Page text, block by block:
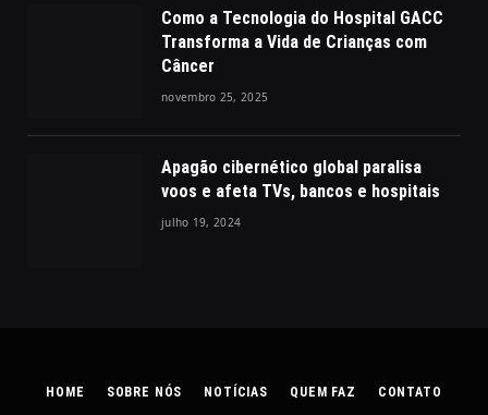
Como a Tecnologia do Hospital GACC
Transforma a Vida de Crianças com
Câncer
novembro 25, 2025
Apagão cibernético global paralisa
voos e afeta TVs, bancos e hospitais
julho 19, 2024
HOME SOBRE NÓS NOTÍCIAS QUEM FAZ CONTATO